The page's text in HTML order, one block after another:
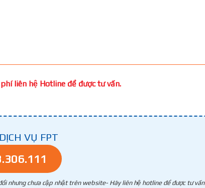
liên hệ Hotline để được tư vấn.
VỤ FPT
nhưng chưa cập nhật trên website- Hãy liên hệ hotline để được tư vấn